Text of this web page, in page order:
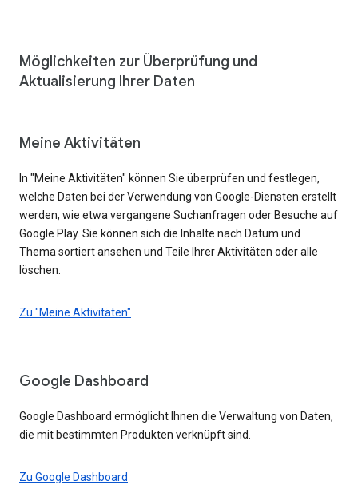
Möglichkeiten zur Überprüfung und
Aktualisierung Ihrer Daten
Meine Aktivitäten
In "Meine Aktivitäten" können Sie überprüfen und festlegen,
welche Daten bei der Verwendung von Google-Diensten erstellt
werden, wie etwa vergangene Suchanfragen oder Besuche auf
Google Play. Sie können sich die Inhalte nach Datum und
Thema sortiert ansehen und Teile Ihrer Aktivitäten oder alle
löschen.
Zu "Meine Aktivitäten"
Google Dashboard
Google Dashboard ermöglicht Ihnen die Verwaltung von Daten,
die mit bestimmten Produkten verknüpft sind.
Zu Google Dashboard